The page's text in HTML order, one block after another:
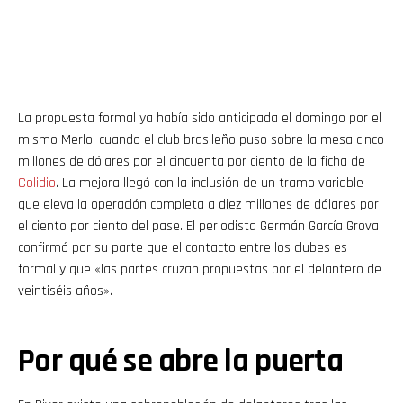
La propuesta formal ya había sido anticipada el domingo por el
mismo Merlo, cuando el club brasileño puso sobre la mesa cinco
millones de dólares por el cincuenta por ciento de la ficha de
Colidio. La mejora llegó con la inclusión de un tramo variable
que eleva la operación completa a diez millones de dólares por
el ciento por ciento del pase. El periodista Germán García Grova
confirmó por su parte que el contacto entre los clubes es
formal y que «las partes cruzan propuestas por el delantero de
veintiséis años».
Por qué se abre la puerta